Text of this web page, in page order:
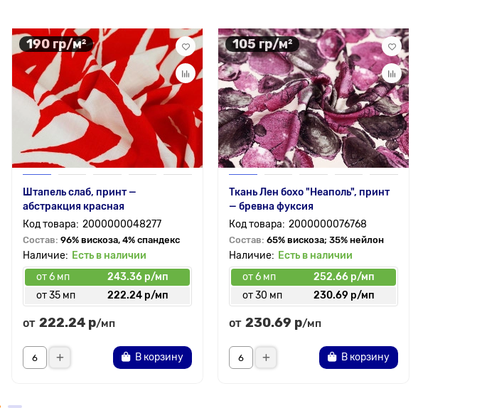
190 гр/м²
Штапель слаб, принт —
абстракция красная
2000000048277
Состав: 96% вискоза, 4% спандекс
Есть в наличии
от 6 мп
243.36 р/мп
от 35 мп
222.24 р/мп
от 222.24 р/мп
В корзину
105 гр/м²
Ткань Лен бохо "Неаполь", принт
— бревна фуксия
2000000076768
Состав: 65% вискоза; 35% нейлон
Есть в наличии
от 6 мп
252.66 р/мп
от 30 мп
230.69 р/мп
от 230.69 р/мп
В корзину